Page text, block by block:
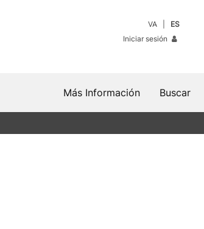
VA
ES
Iniciar sesión
Buscar
Más Información